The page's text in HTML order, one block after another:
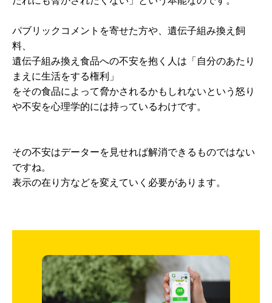
パブリックコメントを寄せた方や、遺伝子組み換え飼
料、
遺伝子組み換え食品への不安を抱く人は「自分のあたり
まえに生活をする権利」
をその食品によって脅かされるかもしれないという怒り
や不安を心理学的には持っているわけです。
その不安はデーターを見せれば解消できるものではない
ですね。
表示の在り方などを変えていく必要があります。